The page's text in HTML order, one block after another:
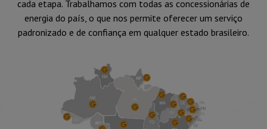
cada etapa. Trabalhamos com todas as concessionárias de
energia do país, o que nos permite oferecer um serviço
padronizado e de confiança em qualquer estado brasileiro.